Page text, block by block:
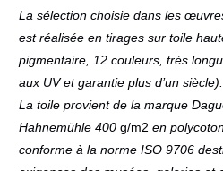
La sélection choisie dans les
est réalisée en tirages sur toile
pigmentaire, 12 couleurs, très
aux UV et garantie plus d’un siècle).
La toile provient de la marque
Hahnemühle 400g/m2en
conforme à la norme ISO 9706